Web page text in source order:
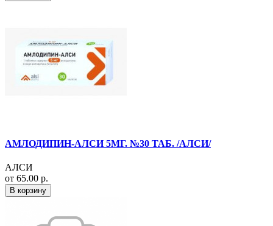
АМЛОДИПИН-АЛСИ 5МГ. №30 ТАБ. /АЛСИ/
АЛСИ
от 65.00 р.
В корзину